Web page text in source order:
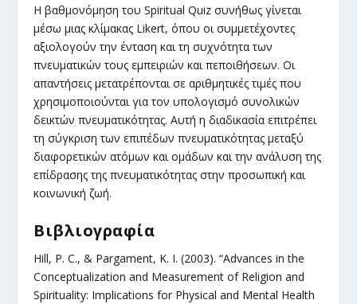
Η βαθμονόμηση του Spiritual Quiz συνήθως γίνεται
μέσω μιας κλίμακας Likert, όπου οι συμμετέχοντες
αξιολογούν την ένταση και τη συχνότητα των
πνευματικών τους εμπειριών και πεποιθήσεων. Οι
απαντήσεις μετατρέπονται σε αριθμητικές τιμές που
χρησιμοποιούνται για τον υπολογισμό συνολικών
δεικτών πνευματικότητας. Αυτή η διαδικασία επιτρέπει
τη σύγκριση των επιπέδων πνευματικότητας μεταξύ
διαφορετικών ατόμων και ομάδων και την ανάλυση της
επίδρασης της πνευματικότητας στην προσωπική και
κοινωνική ζωή.
Βιβλιογραφία
Hill, P. C., & Pargament, K. I. (2003). “Advances in the
Conceptualization and Measurement of Religion and
Spirituality: Implications for Physical and Mental Health